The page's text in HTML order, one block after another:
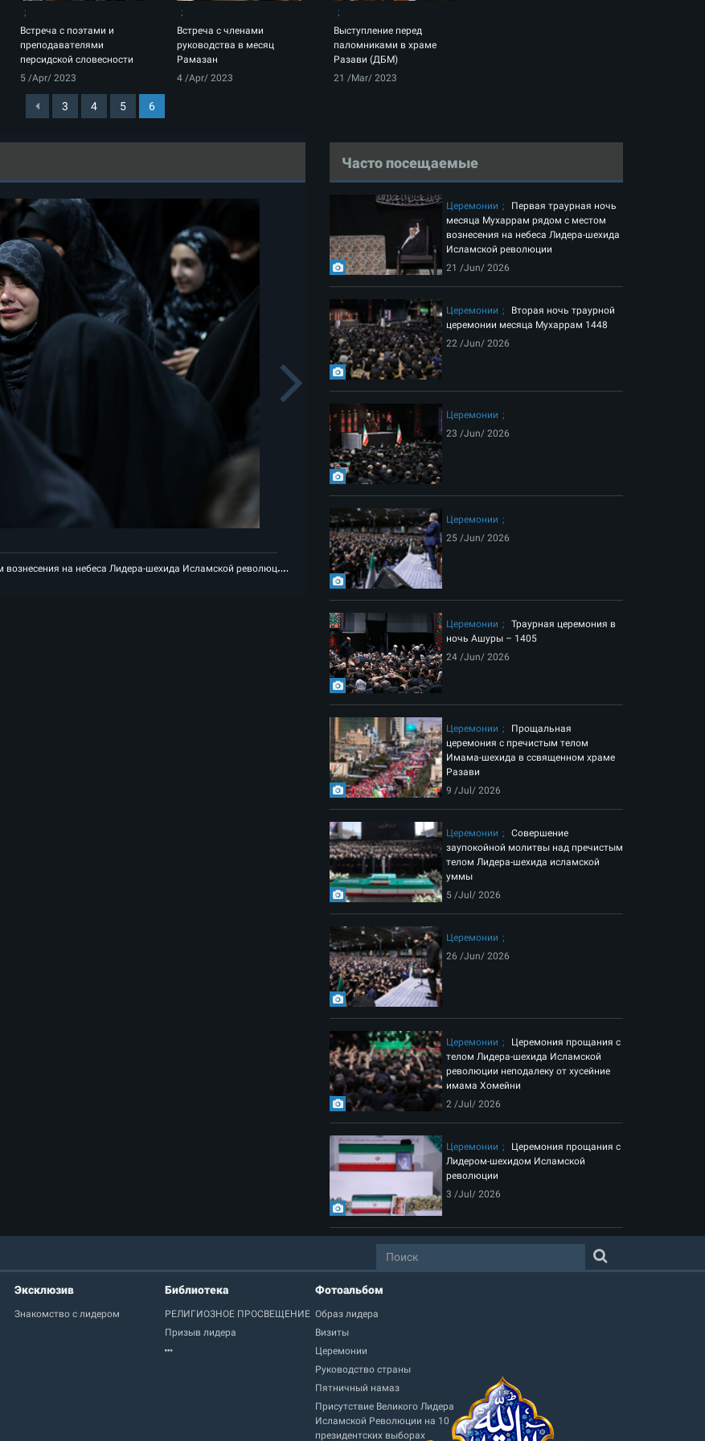
Встреча с поэтами и
преподавателями
персидской словесности
5 /Apr/ 2023
Встреча с членами
руководства в месяц
Рамазан
4 /Apr/ 2023
Выступление перед
паломниками в храме
Разави (ДБМ)
21 /Mar/ 2023
3 4 5 6
Первая траурная ночь месяца Мухаррам рядом с местом вознесения на небеса Лидера-шехида Исламской революции
Next
Часто посещаемые
Церемонии
Первая траурная ночь
месяца Мухаррам рядом с местом
вознесения на небеса Лидера-шехида
Исламской революции
21 /Jun/ 2026
Церемонии
Вторая ночь траурной
церемонии месяца Мухаррам 1448
22 /Jun/ 2026
Церемонии
23 /Jun/ 2026
Церемонии
25 /Jun/ 2026
Церемонии
Траурная церемония в
ночь Ашуры – 1405
24 /Jun/ 2026
Церемонии
Прощальная
церемония с пречистым телом
Имама-шехида в ссвященном храме
Разави
9 /Jul/ 2026
Церемонии
Совершение
заупокойной молитвы над пречистым
телом Лидера-шехида исламской
уммы
5 /Jul/ 2026
Церемонии
26 /Jun/ 2026
Церемонии
Церемония прощания с
телом Лидера-шехида Исламской
революции неподалеку от хусейние
имама Хомейни
2 /Jul/ 2026
Церемонии
Церемония прощания с
Лидером-шехидом Исламской
революции
3 /Jul/ 2026
Эксклюзив
Знакомство с лидером
Библиотека
РЕЛИГИОЗНОЕ ПРОСВЕЩЕНИЕ
Призыв лидера
Фотоальбом
Образ лидера
Визиты
Церемонии
Руководство страны
Пятничный намаз
Присутствие Великого Лидера
Исламской Революции на 10
президентских выборах